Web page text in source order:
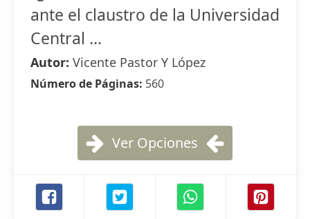
ante el claustro de la Universidad
Central ...
Autor: Vicente Pastor Y López
Número de Páginas: 560
Ver Opciones